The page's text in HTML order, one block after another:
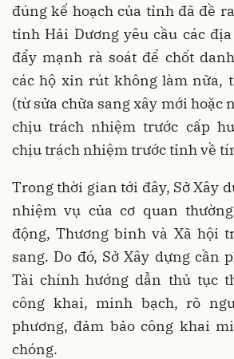
đúng kế hoạch của tỉnh đã đề
tỉnh Hải Dương yêu cầu các
đẩy mạnh rà soát để chốt
các hộ xin rút không làm nữa,
(từ sửa chữa sang xây mới hoặc
chịu trách nhiệm trước cấp
chịu trách nhiệm trước tỉnh về
Trong thời gian tới đây, Sở Xây
nhiệm vụ của cơ quan
động, Thương binh và Xã hội
sang. Do đó, Sở Xây dựng cần
Tài chính hướng dẫn thủ tục
công khai, minh bạch, rõ
phương, đảm bảo công khai
chóng.